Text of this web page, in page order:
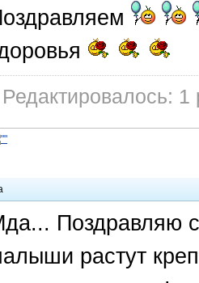
Редактировалось:
Поздравляю
растут